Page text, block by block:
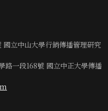
立中山大學行銷傳播管理研究
路一段168號 國立中正大學傳播